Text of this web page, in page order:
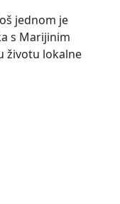
jednom je
s Marijinim
životu lokalne